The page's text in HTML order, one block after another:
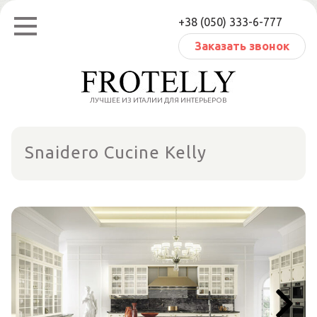
Перейти
содержанию
+38 (050) 333-6-777
Заказать звонок
ЛУЧШЕЕ ИЗ ИТАЛИИ ДЛЯ ИНТЕРЬЕРОВ
Snaidero Cucine Kelly